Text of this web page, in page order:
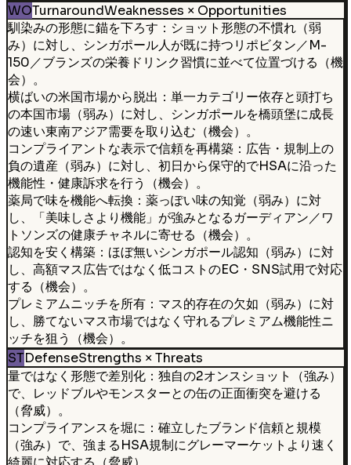
WOTurnaroundWeaknesses × Opportunities
馴染みの形態に錨を下ろす：ショット形態の不慣れ（弱
み）に対し、シンガポール人が既に持つリポビタン／M-
150／ブランズの栄養ドリンク習慣に並べて位置づける（機
会）。
横ばいの米国市場から脱出：単一カテゴリー依存と頭打ち
の本国市場（弱み）に対し、シンガポールを橋頭堡に成長
の速い東南アジア需要を取り込む（機会）。
コンプライアントな表示で信頼を再構築：広告・規制上の
負の遺産（弱み）に対し、初日から保守的でHSAに沿った
機能性・健康訴求を行う（機会）。
薬局で味を機能へ転換：薬っぽい味の知覚（弱み）に対
し、「美味しさより機能」が強みとなるガーディアン／ワ
トソンズの健康チャネルに寄せる（機会）。
認知を安く構築：ほぼ無いシンガポール認知（弱み）に対
し、高額マス広告ではなく低コストのEC・SNS試用で対応
する（機会）。
プレミアムニッチを所有：マス的存在の欠如（弱み）に対
し、勝てないマス市場ではなく守れるプレミアム機能性ニ
ッチを狙う（機会）。
STDefenseStrengths × Threats
量ではなく形態で差別化：独自の2オンスショット（強み）
で、レッドブルやモンスターとの缶の正面衝突を避ける
（脅威）。
コンプライアンスを堀に：確立したブランド信頼と規模
（強み）で、強まるHSA規制にグレーマーケットより速く